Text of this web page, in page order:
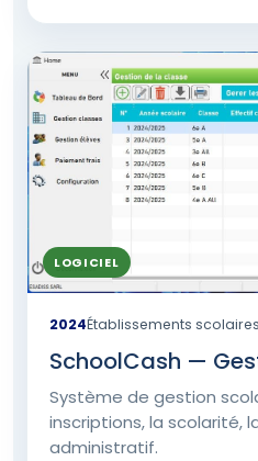
LOGICIEL
2024Établissements scolaires
SchoolCash —
Système de gestion
inscriptions, la scolarité,
administratif.